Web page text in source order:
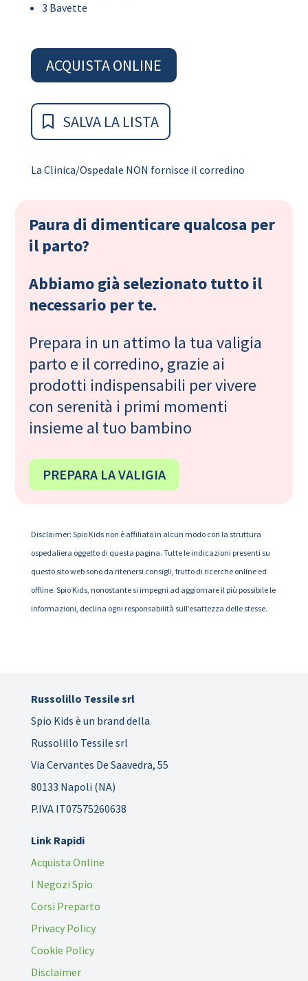
3 Bavette
ACQUISTA ONLINE
SALVA LA LISTA
La Clinica/Ospedale NON fornisce il corredino
Paura di dimenticare qualcosa per
il parto?
Abbiamo già selezionato tutto il
necessario per te.
Prepara in un attimo la tua valigia
parto e il corredino, grazie ai
prodotti indispensabili per vivere
con serenità i primi momenti
insieme al tuo bambino
PREPARA LA VALIGIA
Disclaimer: Spio Kids non è affiliato in alcun modo con la struttura
ospedaliera oggetto di questa pagina. Tutte le indicazioni presenti su
questo sito web sono da ritenersi consigli, frutto di ricerche online ed
offline. Spio Kids, nonostante si impegni ad aggiornare il più possibile le
informazioni, declina ogni responsabilità sull’esattezza delle stesse.
Russolillo Tessile srl
Spio Kids è un brand della
Russolillo Tessile srl
Via Cervantes De Saavedra, 55
80133 Napoli (NA)
P.IVA IT07575260638
Link Rapidi
Acquista Online
I Negozi Spio
Corsi Preparto
Privacy Policy
Cookie Policy
Disclaimer